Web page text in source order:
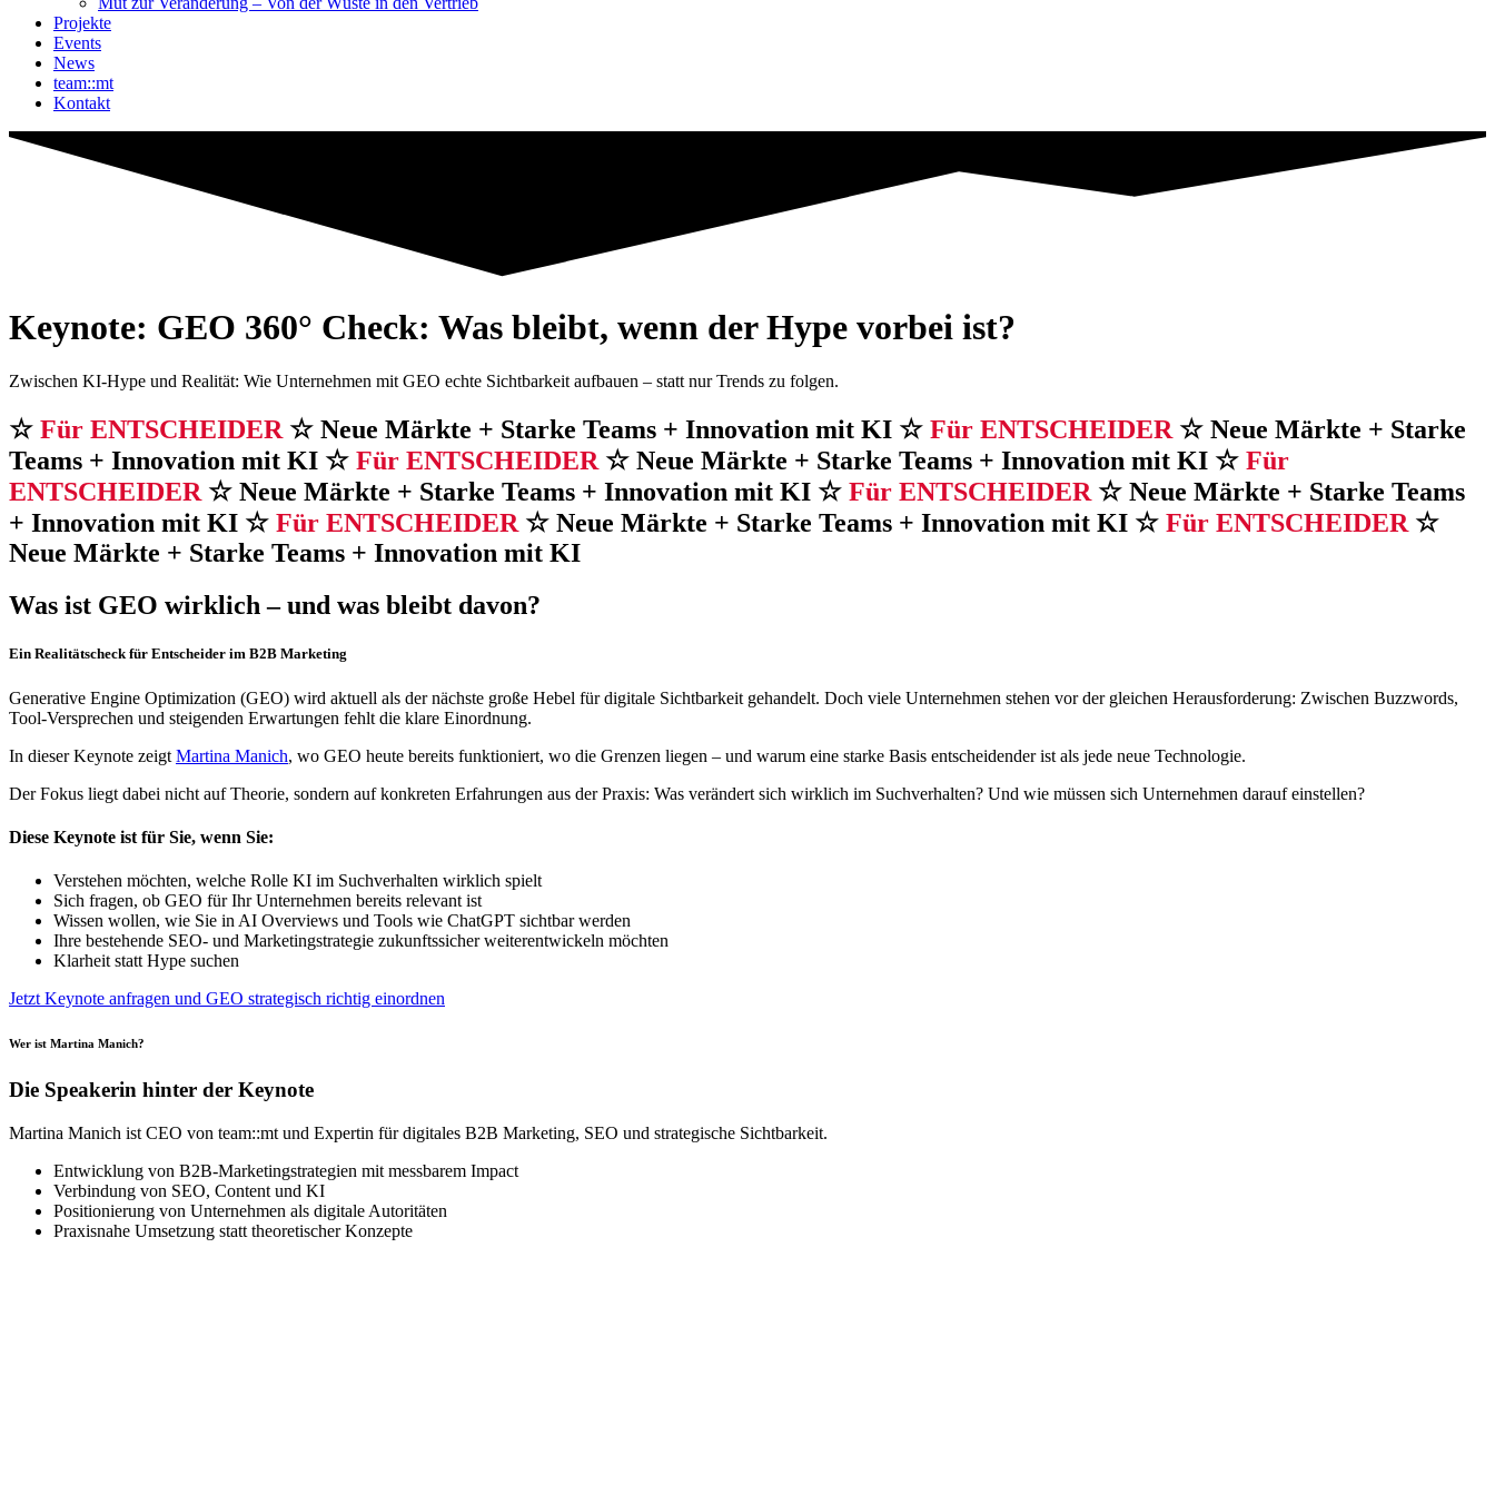
Projekte
Events
News
team::mt
Kontakt
Keynote: GEO 360° Check: Was bleibt, wenn der Hype vorbei ist?
Zwischen KI-Hype und Realität: Wie Unternehmen mit GEO echte Sichtbarkeit aufbauen – statt nur Trends zu folgen.
☆ Für ENTSCHEIDER☆ Neue Märkte + Starke Teams + Innovation mit KI ☆ Für ENTSCHEIDER☆ Neue Märkte + Starke
Teams + Innovation mit KI ☆ Für ENTSCHEIDER☆ Neue Märkte + Starke Teams + Innovation mit KI ☆ Für
ENTSCHEIDER☆ Neue Märkte + Starke Teams + Innovation mit KI ☆ Für ENTSCHEIDER☆ Neue Märkte + Starke Teams
+ Innovation mit KI ☆ Für ENTSCHEIDER☆ Neue Märkte + Starke Teams + Innovation mit KI ☆ Für ENTSCHEIDER☆
Neue Märkte + Starke Teams + Innovation mit KI
Was ist GEO wirklich – und was bleibt davon?
Ein Realitätscheck für Entscheider im B2B Marketing
Generative Engine Optimization (GEO) wird aktuell als der nächste große Hebel für digitale Sichtbarkeit gehandelt. Doch viele Unternehmen stehen vor der gleichen Herausforderung: Zwischen Buzzwords,
Tool-Versprechen und steigenden Erwartungen fehlt die klare Einordnung.
In dieser Keynote zeigt Martina Manich, wo GEO heute bereits funktioniert, wo die Grenzen liegen – und warum eine starke Basis entscheidender ist als jede neue Technologie.
Der Fokus liegt dabei nicht auf Theorie, sondern auf konkreten Erfahrungen aus der Praxis: Was verändert sich wirklich im Suchverhalten? Und wie müssen sich Unternehmen darauf einstellen?
Diese Keynote ist für Sie, wenn Sie:
Verstehen möchten, welche Rolle KI im Suchverhalten wirklich spielt
Sich fragen, ob GEO für Ihr Unternehmen bereits relevant ist
Wissen wollen, wie Sie in AI Overviews und Tools wie ChatGPT sichtbar werden
Ihre bestehende SEO- und Marketingstrategie zukunftssicher weiterentwickeln möchten
Klarheit statt Hype suchen
Jetzt Keynote anfragen und GEO strategisch richtig einordnen
Wer ist Martina Manich?
Die Speakerin hinter der Keynote
Martina Manich ist CEO von team::mt und Expertin für digitales B2B Marketing, SEO und strategische Sichtbarkeit.
Entwicklung von B2B-Marketingstrategien mit messbarem Impact
Verbindung von SEO, Content und KI
Positionierung von Unternehmen als digitale Autoritäten
Praxisnahe Umsetzung statt theoretischer Konzepte